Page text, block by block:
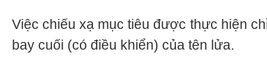
Việc chiếu xạ mục tiêu được thực hiện
bay cuối (có điều khiển) của tên lửa.